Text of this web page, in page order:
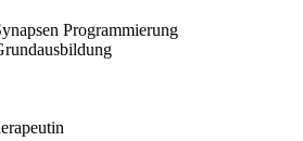
Programmierung